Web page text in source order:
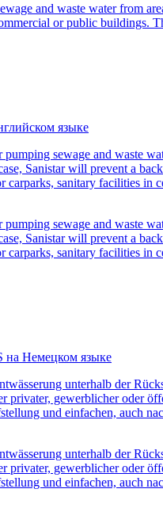
and waste water from
or public buildings.
языке
sewage and waste
Sanistar will prevent a
sanitary facilities in
sewage and waste
Sanistar will prevent a
sanitary facilities in
на Немецком языке
unterhalb der
privater, gewerblicher oder
und einfachen, auch
unterhalb der
privater, gewerblicher oder
und einfachen, auch